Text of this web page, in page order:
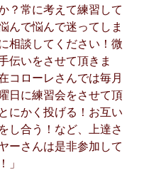
？常に考えて練習して
んで悩んで迷ってしま
相談してください！微
伝いをさせて頂きま
コローレさんでは毎月
日に練習会をさせて頂
にかく投げる！お互い
し合う！など、上達さ
ーさんは是非参加して
」